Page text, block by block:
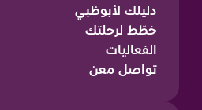
دليلك لأبوظبي
خطّط لرحلتك
الفعاليات
تواصل معن